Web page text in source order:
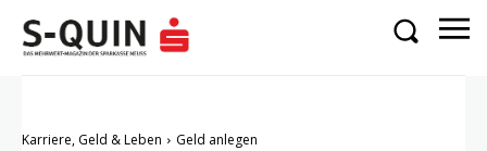
Karriere, Geld & Leben Geld anlegen